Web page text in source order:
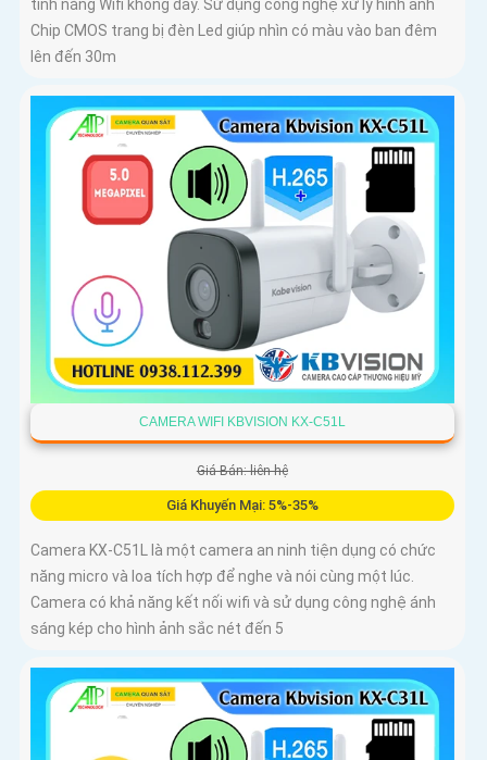
tính năng Wifi không dây. Sử dụng công nghệ xử lý hình ảnh
Chip CMOS trang bị đèn Led giúp nhìn có màu vào ban đêm
lên đến 30m
CAMERA WIFI KBVISION KX-C51L
Giá Bán: liên hệ
Giá Khuyến Mại: 5%-35%
Camera KX-C51L là một camera an ninh tiện dụng có chức
năng micro và loa tích hợp để nghe và nói cùng một lúc.
Camera có khả năng kết nối wifi và sử dụng công nghệ ánh
sáng kép cho hình ảnh sắc nét đến 5